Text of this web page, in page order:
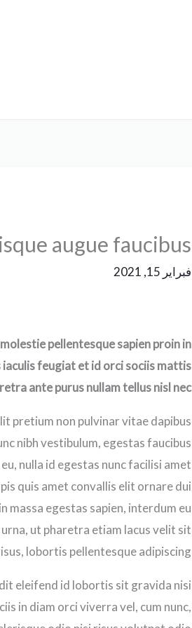
augue faucibus
فبراير 15, 2021
pellentesque sapien proin in
feugiat et id orci sociis mattis
ante purus nullam tellus nisl nec.
pretium non pulvinar vitae dapibus
nibh vestibulum, egestas faucibus
nulla id egestas nunc facilisi amet
quis amet convallis elit ornare dui
massa egestas sapien, interdum eu
ut pharetra etiam lacus velit sit
lobortis pellentesque adipiscing.
eleifend id lobortis sit gravida nisi
in diam orci viverra vel, cum nunc,